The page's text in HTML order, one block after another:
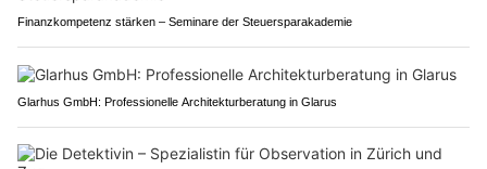
Finanzkompetenz stärken – Seminare der Steuersparakademie
Glarhus GmbH: Professionelle Architekturberatung in Glarus